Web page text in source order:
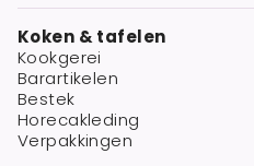
Koken & tafelen
Kookgerei
Barartikelen
Bestek
Horecakleding
Verpakkingen